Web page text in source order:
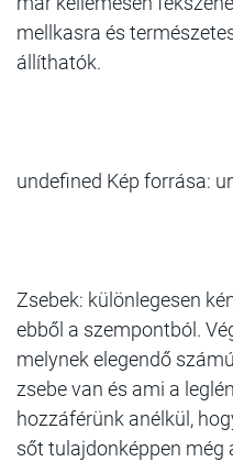
mellkasra és
állíthatók.
undefined Kép forrása:
Zsebek: különlegesen
ebből a szempontból.
melynek elegendő
zsebe van és ami a
hozzáférünk anélkül,
sőt tulajdonképpen még